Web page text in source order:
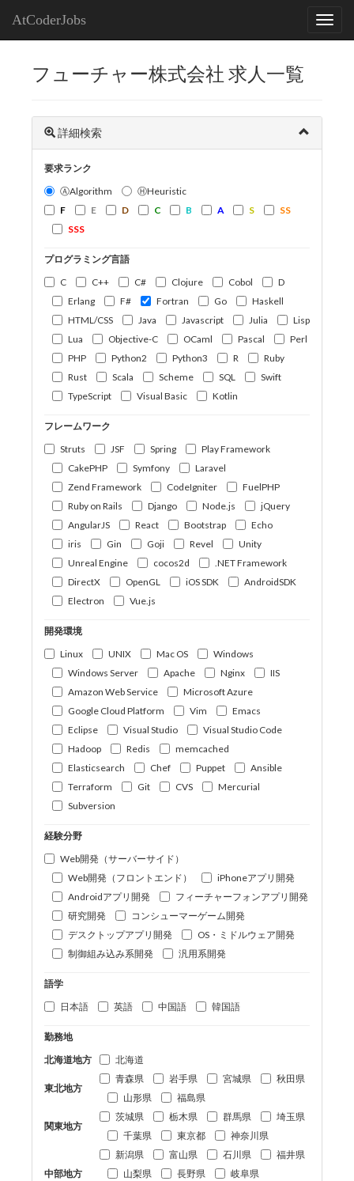
AtCoderJobs
フューチャー株式会社 求人一覧
詳細検索
要求ランク
ⒶAlgorithm
ⒽHeuristic
F
E D C B A S
SS
SSS
プログラミング言語
C
C++ C# Clojure Cobol
D
Erlang
F# Fortran Go
Haskell
HTML/CSS
Java Javascript Julia
Lisp
Lua
Objective-C OCaml Pascal
Perl
PHP
Python2 Python3 R
Ruby
Rust
Scala Scheme SQL
Swift
TypeScript
Visual Basic Kotlin
フレームワーク
Struts
JSF Spring
Play Framework
CakePHP
Symfony
Laravel
Zend Framework
CodeIgniter
FuelPHP
Ruby on Rails
Django Node.js
jQuery
AngularJS
React Bootstrap
Echo
iris
Gin Goji Revel
Unity
Unreal Engine
cocos2d
.NET Framework
DirectX
OpenGL iOS SDK
AndroidSDK
Electron
Vue.js
開発環境
Linux
UNIX Mac OS
Windows
Windows Server
Apache Nginx
IIS
Amazon Web Service
Microsoft Azure
Google Cloud Platform
Vim
Emacs
Eclipse
Visual Studio
Visual Studio Code
Hadoop
Redis
memcached
Elasticsearch
Chef Puppet
Ansible
Terraform
Git CVS
Mercurial
Subversion
経験分野
Web開発（サーバーサイド）
Web開発（フロントエンド）
iPhoneアプリ開発
Androidアプリ開発
フィーチャーフォンアプリ開発
研究開発
コンシューマーゲーム開発
デスクトップアプリ開発
OS・ミドルウェア開発
制御組み込み系開発
汎用系開発
語学
日本語
英語 中国語 韓国語
勤務地
北海道地方
北海道
東北地方
青森県 岩手県 宮城県
秋田県
山形県
福島県
関東地方
茨城県 栃木県 群馬県
埼玉県
千葉県
東京都 神奈川県
中部地方
新潟県 富山県 石川県
福井県
山梨県
長野県
岐阜県